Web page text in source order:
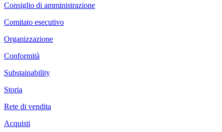
Consiglio di amministrazione
Comitato esecutivo
Organizzazione
Conformità
Substainability
Storia
Rete di vendita
Acquisti